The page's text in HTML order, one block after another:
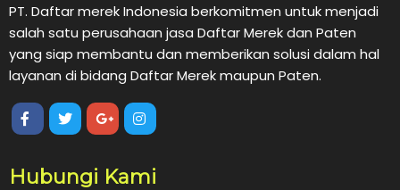
PT. Daftar merek Indonesia berkomitmen untuk menjadi
salah satu perusahaan jasa Daftar Merek dan Paten
yang siap membantu dan memberikan solusi dalam hal
layanan di bidang Daftar Merek maupun Paten.
Hubungi Kami